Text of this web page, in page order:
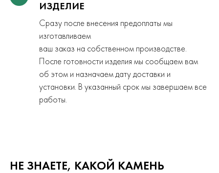
ИЗДЕЛИЕ
Сразу после внесения предоплаты мы
изготавливаем
ваш заказ на собственном производстве.
После готовности изделия мы сообщаем вам
об этом и назначаем дату доставки и
установки. В указанный срок мы завершаем все
работы.
НЕ ЗНАЕТЕ, КАКОЙ КАМЕНЬ